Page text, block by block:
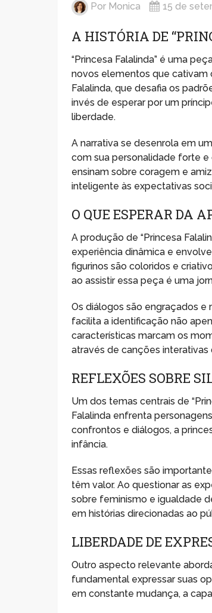
Por Monica 15 de
A HISTÓRIA DE
“Princesa Falalinda” é uma
novos elementos que cativam
Falalinda, que desafia os
invés de esperar por um
liberdade.
A narrativa se desenrola em
com sua personalidade forte e
ensinam sobre coragem e
inteligente às expectativas
O QUE ESPERAR DA
A produção de “Princesa
experiência dinâmica e
figurinos são coloridos e
ao assistir essa peça é uma
Os diálogos são engraçados
facilita a identificação não
características marcam os
através de canções
REFLEXÕES SOBRE
Um dos temas centrais de
Falalinda enfrenta
confrontos e diálogos, a
infância.
Essas reflexões são
têm valor. Ao questionar as
sobre feminismo e igualdade
em histórias direcionadas ao
LIBERDADE DE
Outro aspecto relevante
fundamental expressar suas
em constante mudança, a